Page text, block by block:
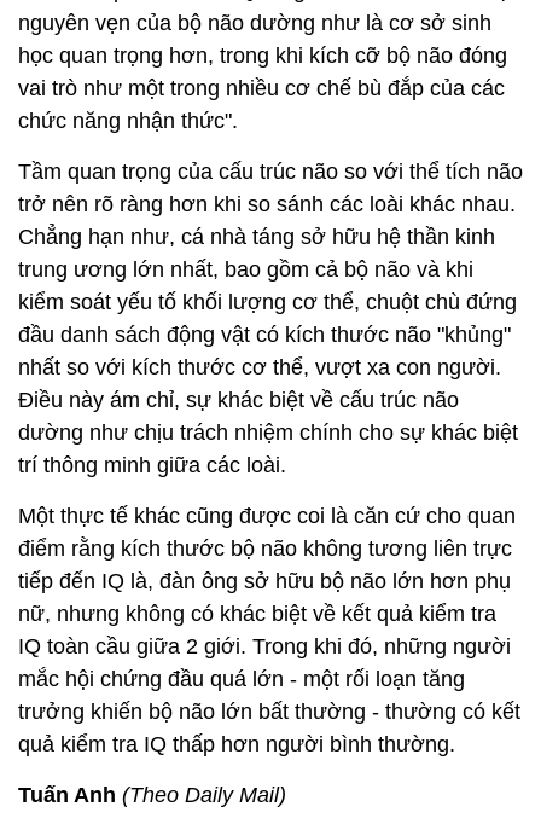
nguyên vẹn của bộ não dường như là cơ sở sinh
học quan trọng hơn, trong khi kích cỡ bộ não đóng
vai trò như một trong nhiều cơ chế bù đắp của các
chức năng nhận thức".
Tầm quan trọng của cấu trúc não so với thể tích não
trở nên rõ ràng hơn khi so sánh các loài khác nhau.
Chẳng hạn như, cá nhà táng sở hữu hệ thần kinh
trung ương lớn nhất, bao gồm cả bộ não và khi
kiểm soát yếu tố khối lượng cơ thể, chuột chù đứng
đầu danh sách động vật có kích thước não "khủng"
nhất so với kích thước cơ thể, vượt xa con người.
Điều này ám chỉ, sự khác biệt về cấu trúc não
dường như chịu trách nhiệm chính cho sự khác biệt
trí thông minh giữa các loài.
Một thực tế khác cũng được coi là căn cứ cho quan
điểm rằng kích thước bộ não không tương liên trực
tiếp đến IQ là, đàn ông sở hữu bộ não lớn hơn phụ
nữ, nhưng không có khác biệt về kết quả kiểm tra
IQ toàn cầu giữa 2 giới. Trong khi đó, những người
mắc hội chứng đầu quá lớn - một rối loạn tăng
trưởng khiến bộ não lớn bất thường - thường có kết
quả kiểm tra IQ thấp hơn người bình thường.
Tuấn Anh (Theo Daily Mail)